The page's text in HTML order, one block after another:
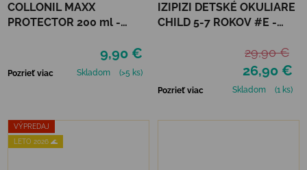
COLLONIL MAXX
PROTECTOR 200 ml -
9,90 €
Pozrieť viac Skladom (>5 ks)
IZIPIZI DETSKÉ OKULIARE
CHILD 5-7 ROKOV #E -
26,90 €
29,90 €
Pozrieť viac Skladom (1 ks)
VÝPREDAJ
LETO 2026 🌊